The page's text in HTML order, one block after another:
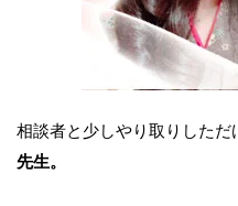
相談者と少しやり取りしただ
先生。